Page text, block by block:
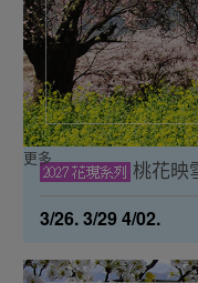
桃花映
3/26. 3/29 4/02.
更多